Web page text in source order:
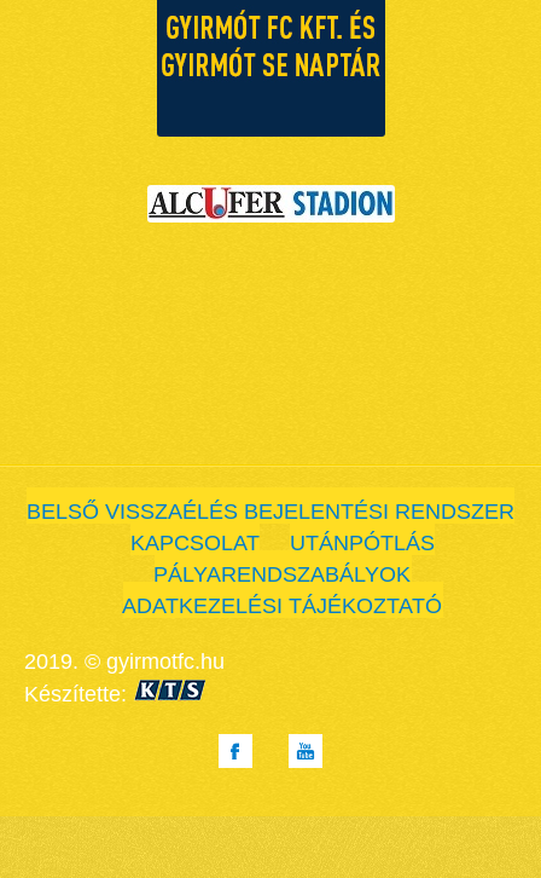
BELSŐ VISSZAÉLÉS BEJELENTÉSI RENDSZER
KAPCSOLAT
UTÁNPÓTLÁS
PÁLYARENDSZABÁLYOK
ADATKEZELÉSI TÁJÉKOZTATÓ
2019. © gyirmotfc.hu
Készítette: